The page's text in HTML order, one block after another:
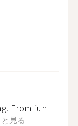
From fun
見る